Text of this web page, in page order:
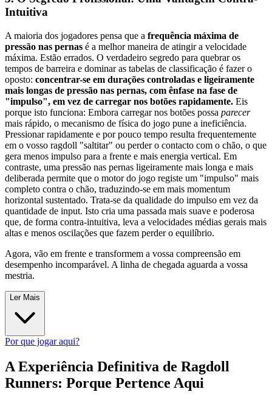
Intuitiva
A maioria dos jogadores pensa que a frequência máxima de
pressão nas pernas é a melhor maneira de atingir a velocidade
máxima. Estão errados. O verdadeiro segredo para quebrar os
tempos de barreira e dominar as tabelas de classificação é fazer o
oposto: concentrar-se em durações controladas e ligeiramente
mais longas de pressão nas pernas, com ênfase na fase de
"impulso", em vez de carregar nos botões rapidamente. Eis
porque isto funciona: Embora carregar nos botões possa parecer
mais rápido, o mecanismo de física do jogo pune a ineficiência.
Pressionar rapidamente e por pouco tempo resulta frequentemente
em o vosso ragdoll "saltitar" ou perder o contacto com o chão, o que
gera menos impulso para a frente e mais energia vertical. Em
contraste, uma pressão nas pernas ligeiramente mais longa e mais
deliberada permite que o motor do jogo registe um "impulso" mais
completo contra o chão, traduzindo-se em mais momentum
horizontal sustentado. Trata-se da qualidade do impulso em vez da
quantidade de input. Isto cria uma passada mais suave e poderosa
que, de forma contra-intuitiva, leva a velocidades médias gerais mais
altas e menos oscilações que fazem perder o equilíbrio.
Agora, vão em frente e transformem a vossa compreensão em
desempenho incomparável. A linha de chegada aguarda a vossa
mestria.
Ler Mais
Por que jogar aqui?
A Experiência Definitiva de Ragdoll
Runners: Porque Pertence Aqui